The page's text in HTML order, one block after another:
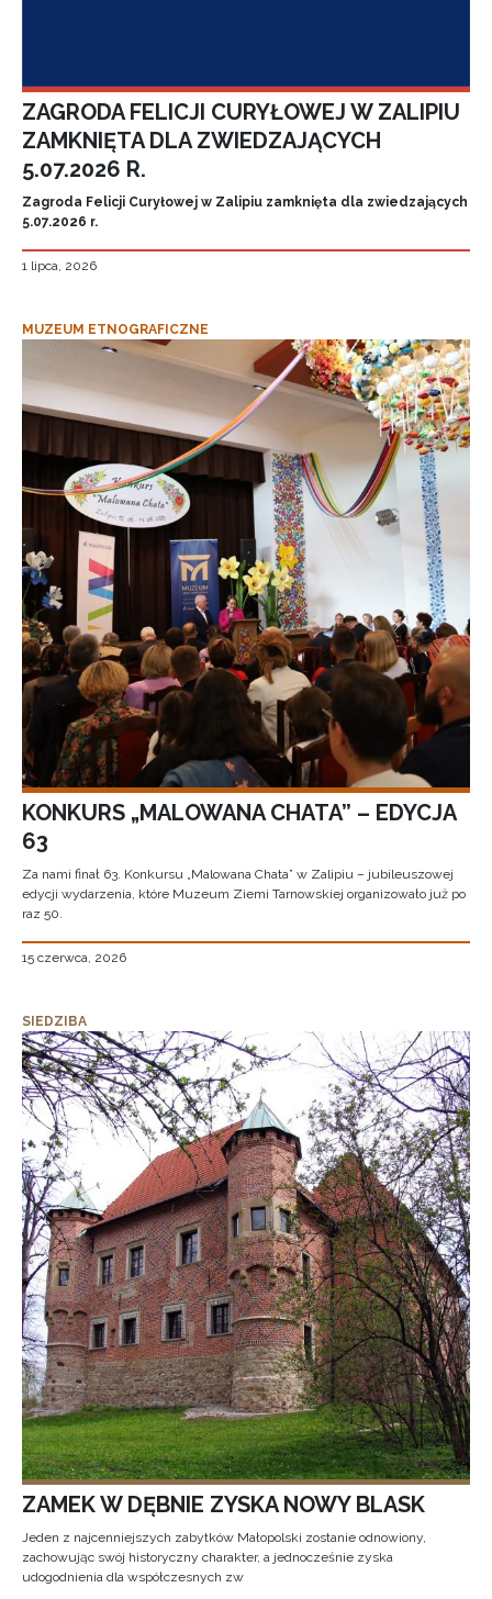
ZAGRODA FELICJI CURYŁOWEJ W ZALIPIU
ZAMKNIĘTA DLA ZWIEDZAJĄCYCH
5.07.2026 R.
Zagroda Felicji Curyłowej w Zalipiu zamknięta dla zwiedzających
5.07.2026 r.
1 lipca, 2026
MUZEUM ETNOGRAFICZNE
KONKURS „MALOWANA CHATA” – EDYCJA
63
Za nami finał 63. Konkursu „Malowana Chata” w Zalipiu – jubileuszowej
edycji wydarzenia, które Muzeum Ziemi Tarnowskiej organizowało już po
raz 50.
15 czerwca, 2026
SIEDZIBA
ZAMEK W DĘBNIE ZYSKA NOWY BLASK
Jeden z najcenniejszych zabytków Małopolski zostanie odnowiony,
zachowując swój historyczny charakter, a jednocześnie zyska
udogodnienia dla współczesnych zw